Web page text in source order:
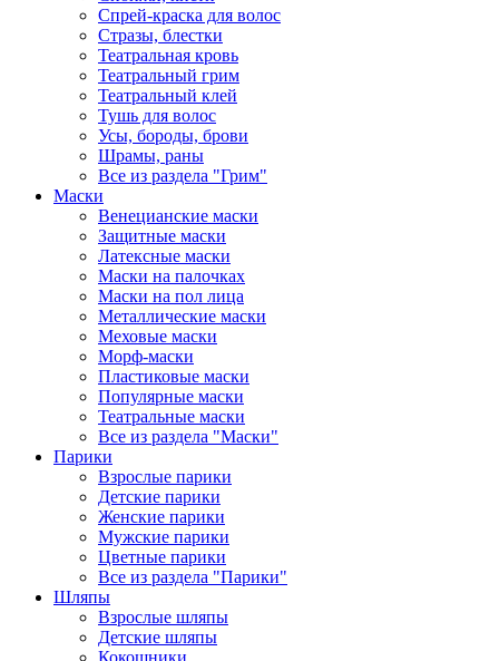
Спрей-краска для волос
Стразы, блестки
Театральная кровь
Театральный грим
Театральный клей
Тушь для волос
Усы, бороды, брови
Шрамы, раны
Все из раздела "Грим"
Маски
Венецианские маски
Защитные маски
Латексные маски
Маски на палочках
Маски на пол лица
Металлические маски
Меховые маски
Морф-маски
Пластиковые маски
Популярные маски
Театральные маски
Все из раздела "Маски"
Парики
Взрослые парики
Детские парики
Женские парики
Мужские парики
Цветные парики
Все из раздела "Парики"
Шляпы
Взрослые шляпы
Детские шляпы
Кокошники